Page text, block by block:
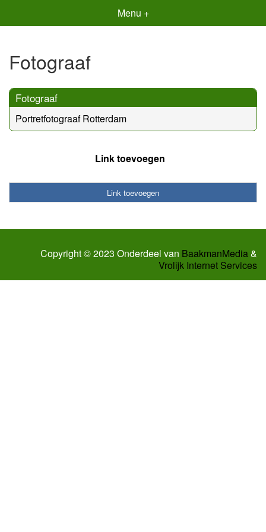
Menu +
Fotograaf
Fotograaf
Portretfotograaf Rotterdam
Link toevoegen
Link toevoegen
Copyright © 2023 Onderdeel van BaakmanMedia&
Vrolijk Internet Services